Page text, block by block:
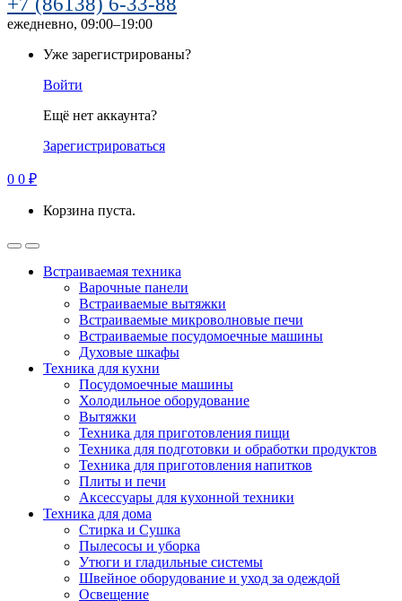
ежедневно, 09:00–19:00
Уже зарегистрированы?
Войти
Ещё нет аккаунта?
Зарегистрироваться
0 0 ₽
Корзина пуста.
Встраиваемая техника
Варочные панели
Встраиваемые вытяжки
Встраиваемые микроволновые печи
Встраиваемые посудомоечные машины
Духовые шкафы
Техника для кухни
Посудомоечные машины
Холодильное оборудование
Вытяжки
Техника для приготовления пищи
Техника для подготовки и обработки продуктов
Техника для приготовления напитков
Плиты и печи
Аксессуары для кухонной техники
Техника для дома
Стирка и Сушка
Пылесосы и уборка
Утюги и гладильные системы
Швейное оборудование и уход за одеждой
Освещение